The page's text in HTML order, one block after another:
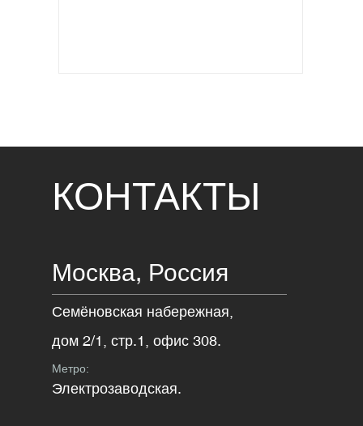
КОНТАКТЫ
Москва, Россия
Семёновская набережная,
дом 2/1, стр.1, офис 308.
Метро:
Электрозаводская.